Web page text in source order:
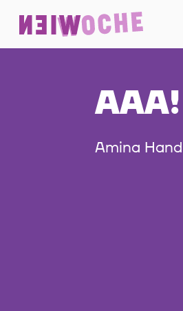
AAA!
Amina